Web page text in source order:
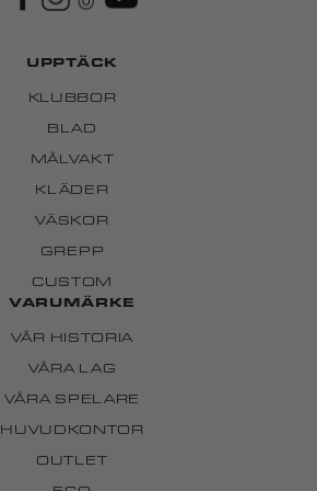
UPPTÄCK
KLUBBOR
BLAD
MÅLVAKT
KLÄDER
VÄSKOR
GREPP
CUSTOM
VARUMÄRKE
VÅR HISTORIA
VÅRA LAG
VÅRA SPELARE
HUVUDKONTOR
OUTLET